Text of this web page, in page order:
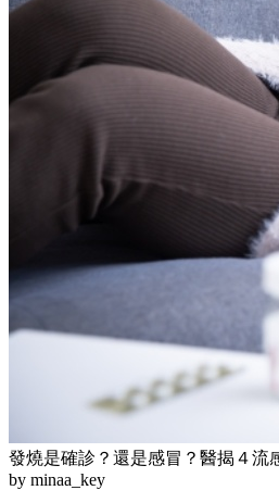
發燒是確診？還是感冒？醫揭４流
by minaa_key